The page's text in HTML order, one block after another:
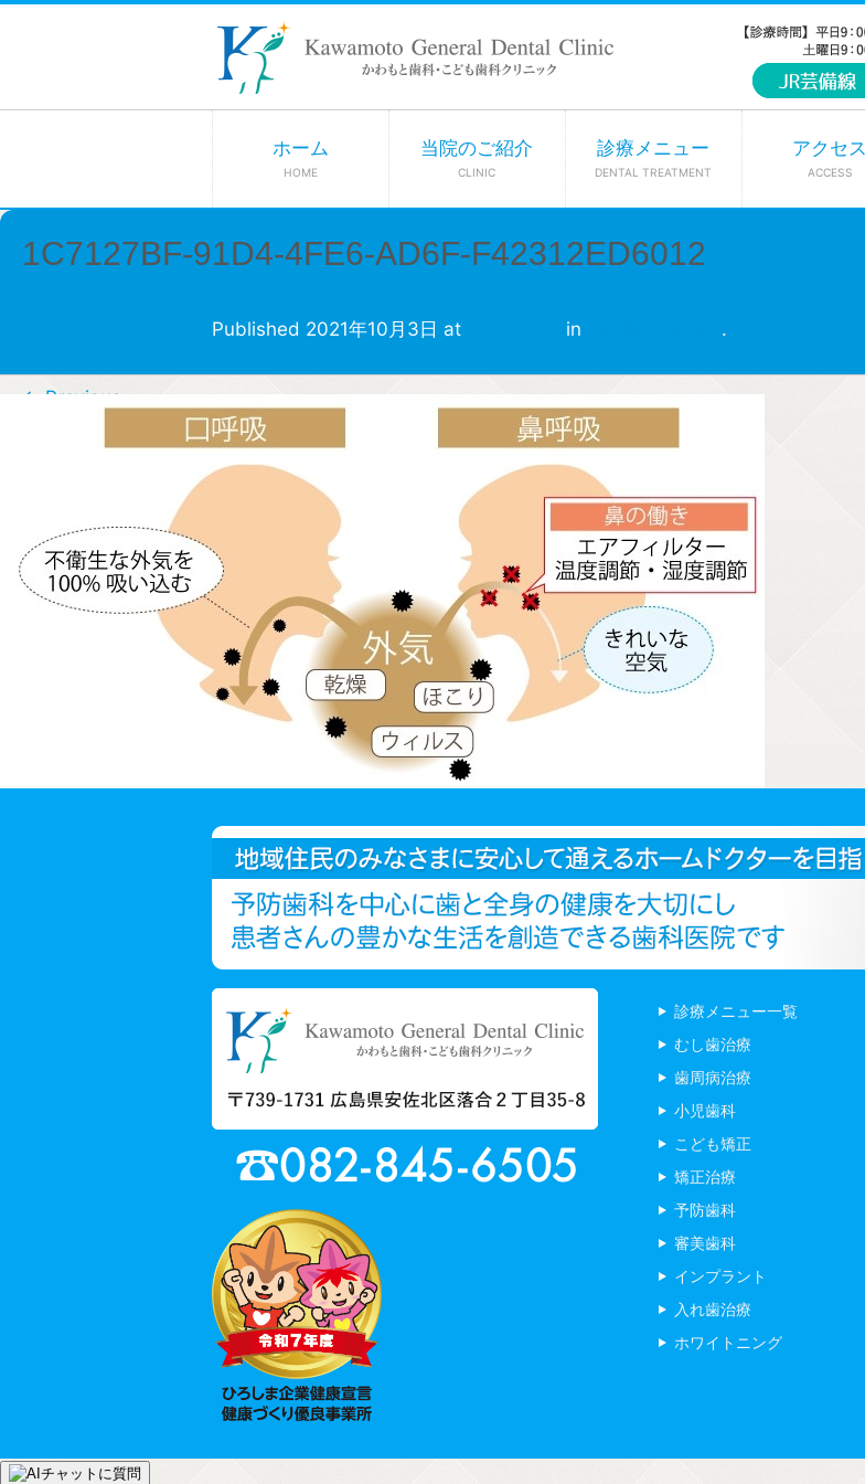
ホーム
HOME
当院のご紹介
CLINIC
診療メニュー
DENTAL TREATMENT
アクセス
ACCESS
1C7127BF-91D4-4FE6-AD6F-F42312ED6012
Published 2021年10月3日 at in .
← Previous
診療メニュー一覧
むし歯治療
歯周病治療
小児歯科
こども矯正
矯正治療
予防歯科
審美歯科
インプラント
入れ歯治療
ホワイトニング